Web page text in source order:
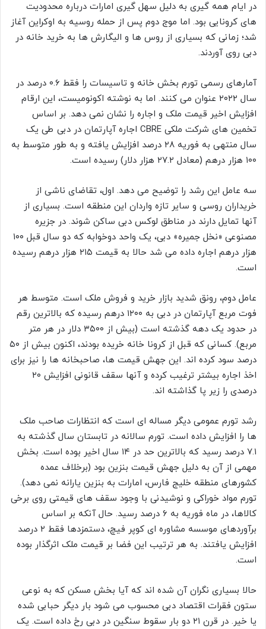
در ایام همه گیری به دلیل سهل گیری امارات درباره محدودیت
های کرونایی بود. اما موج دوم پس از حمله روسیه به اوکراین آغاز
شد؛ زمانی که بسیاری از روس ها و الیگارش ها به خرید خانه در
دبی روی آوردند.
آمارهای رسمی تورم بخش خانه و تاسیسات را فقط ۰.۶ درصد در
سال ۲۰۲۲ عنوان می کنند. اما به نوشته اکونومیست، این ارقام
افزایش اخیر قیمت ملک و اجاره را نشان نمی دهد. بر اساس
تخمین های شرکت ملکی CBRE اجاره آپارتمان در دبی طی یک
سال منتهی به فوریه ۲۸ درصد افزایش یافته و به طور متوسط به
۱۰۰ هزار درهم (معادل ۲۷.۲ هزار دلار) رسیده است.
سه عامل این رشد را توضیح می دهد. اول، تقاضای ناشی از
خریداران روسی و سایر تازه واردان این منطقه است. بسیاری از
آنها تمایل دارند در مناطق لوکس دبی ساکن شوند. در جزیره
مصنوعی «نخل جمیره» دبی، یک واحد دوخوابه که دو سال قبل ۱۰۰
هزار درهم اجاره داده می شد حالا به قیمت ۲۱۵ هزار درهم رسیده
است.
عامل دوم، رونق شدید بازار خرید و فروش ملک است. متوسط هر
فوت مربع آپارتمان در دبی به ۱۲۰۰ درهم رسیده که بالاترین رقم
در حدود یک دهه گذشته است (بیش از ۳۵۰۰ دلار در هر متر
مربع). کسانی که قبل از کرونا خانه خریده بودند، اکنون بیش از ۵۰
درصد سود کرده اند. این جهش قیمت ها، صاحبخانه ها را نیز برای
اخذ اجاره بیشتر ترغیب کرده و آنها سقف قانونی افزایش ۲۰
درصدی را زیر پا گذاشته اند.
رشد تورم عمومی دیگر مساله ای است که انتظارات صاحب ملک
ها را افزایش داده است. تورم سالانه در تابستان سال گذشته به
۷.۱ درصد رسید که بالاترین حد در ۱۴ سال اخیر بوده است. بخش
مهمی از آن به دلیل جهش قیمت بنزین بود (برخلاف عمده
کشورهای منطقه خلیج فارس، امارات به بنزین یارانه نمی دهد).
تورم مواد خوراکی و نوشیدنی با وجود سقف های قیمتی روی برخی
کالاها، در ماه فوریه به ۶ درصد رسید. حال آنکه بر اساس
برآوردهای موسسه مشاوره ای کوپر فیچ، دستمزدها فقط ۲ درصد
افزایش یافتند. به هر ترتیب این فضا بر قیمت ملک اثرگذار بوده
است.
حالا بسیاری نگران آن شده اند که آیا بخش مسکن که به نوعی
ستون فقرات اقتصاد دبی محسوب می شود بار دیگر حبابی شده
یا خیر. در قرن ۲۱ دو بار سقوط سنگین در دبی رخ داده است. یک